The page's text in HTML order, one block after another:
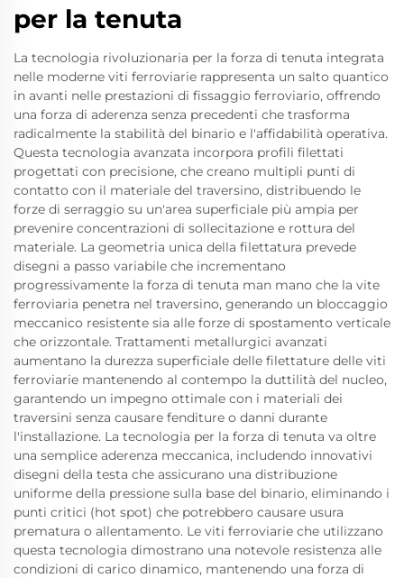
per la tenuta
La tecnologia rivoluzionaria per la forza di tenuta integrata
nelle moderne viti ferroviarie rappresenta un salto quantico
in avanti nelle prestazioni di fissaggio ferroviario, offrendo
una forza di aderenza senza precedenti che trasforma
radicalmente la stabilità del binario e l'affidabilità operativa.
Questa tecnologia avanzata incorpora profili filettati
progettati con precisione, che creano multipli punti di
contatto con il materiale del traversino, distribuendo le
forze di serraggio su un'area superficiale più ampia per
prevenire concentrazioni di sollecitazione e rottura del
materiale. La geometria unica della filettatura prevede
disegni a passo variabile che incrementano
progressivamente la forza di tenuta man mano che la vite
ferroviaria penetra nel traversino, generando un bloccaggio
meccanico resistente sia alle forze di spostamento verticale
che orizzontale. Trattamenti metallurgici avanzati
aumentano la durezza superficiale delle filettature delle viti
ferroviarie mantenendo al contempo la duttilità del nucleo,
garantendo un impegno ottimale con i materiali dei
traversini senza causare fenditure o danni durante
l'installazione. La tecnologia per la forza di tenuta va oltre
una semplice aderenza meccanica, includendo innovativi
disegni della testa che assicurano una distribuzione
uniforme della pressione sulla base del binario, eliminando i
punti critici (hot spot) che potrebbero causare usura
prematura o allentamento. Le viti ferroviarie che utilizzano
questa tecnologia dimostrano una notevole resistenza alle
condizioni di carico dinamico, mantenendo una forza di